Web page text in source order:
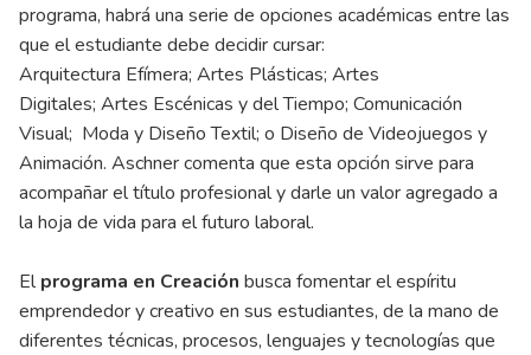
programa, habrá una serie de opciones académicas entre las
que el estudiante debe decidir cursar:
Arquitectura Efímera; Artes Plásticas; Artes
Digitales; Artes Escénicas y del Tiempo; Comunicación
Visual; Moda y Diseño Textil; o Diseño de Videojuegos y
Animación. Aschner comenta que esta opción sirve para
acompañar el título profesional y darle un valor agregado a
la hoja de vida para el futuro laboral.
Elprograma en Creación busca fomentar el espíritu
emprendedor y creativo en sus estudiantes, de la mano de
diferentes técnicas, procesos, lenguajes y tecnologías que